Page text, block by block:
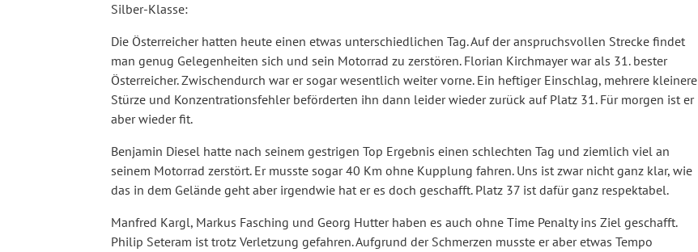
Silber-Klasse:
Die Österreicher hatten heute einen etwas unterschiedlichen Tag. Auf der anspruchsvollen Strecke findet
man genug Gelegenheiten sich und sein Motorrad zu zerstören. Florian Kirchmayer war als 31. bester
Österreicher. Zwischendurch war er sogar wesentlich weiter vorne. Ein heftiger Einschlag, mehrere kleinere
Stürze und Konzentrationsfehler beförderten ihn dann leider wieder zurück auf Platz 31. Für morgen ist er
aber wieder fit.
Benjamin Diesel hatte nach seinem gestrigen Top Ergebnis einen schlechten Tag und ziemlich viel an
seinem Motorrad zerstört. Er musste sogar 40 Km ohne Kupplung fahren. Uns ist zwar nicht ganz klar, wie
das in dem Gelände geht aber irgendwie hat er es doch geschafft. Platz 37 ist dafür ganz respektabel.
Manfred Kargl, Markus Fasching und Georg Hutter haben es auch ohne Time Penalty ins Ziel geschafft.
Philip Seteram ist trotz Verletzung gefahren. Aufgrund der Schmerzen musste er aber etwas Tempo